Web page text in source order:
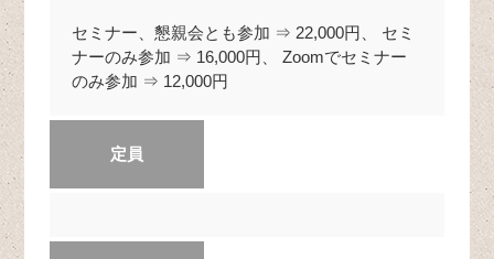
セミナー、懇親会とも参加 ⇒ 22,000円、 セミ
ナーのみ参加 ⇒ 16,000円、 Zoomでセミナー
のみ参加 ⇒ 12,000円
定員